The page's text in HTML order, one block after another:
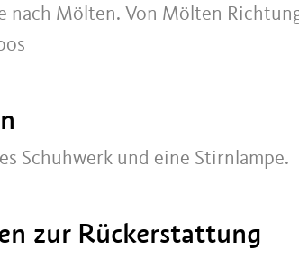
nach Mölten. Von Mölten
Schuhwerk und eine Stirnlampe.
zur Rückerstattung